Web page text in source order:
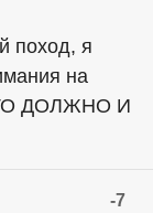
поход, я
на
ДОЛЖНО И
-7